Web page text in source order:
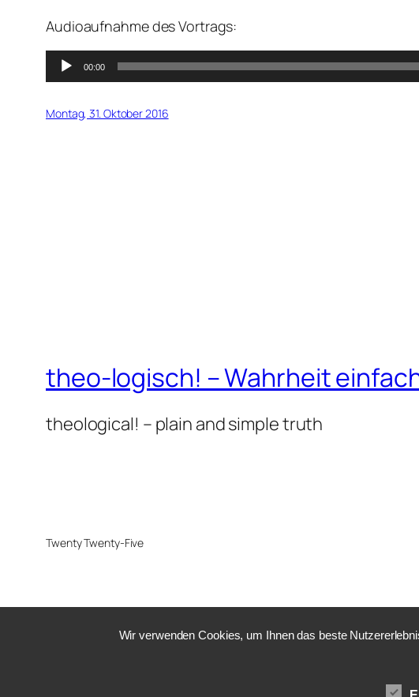
Audioaufnahme des Vortrags:
Audio-
Player
00:00
Montag, 31. Oktober 2016
theo-logisch! – Wahrheit
theological! – plain and simple truth
Twenty Twenty-Five
Wir verwenden Cookies, um Ihnen das beste